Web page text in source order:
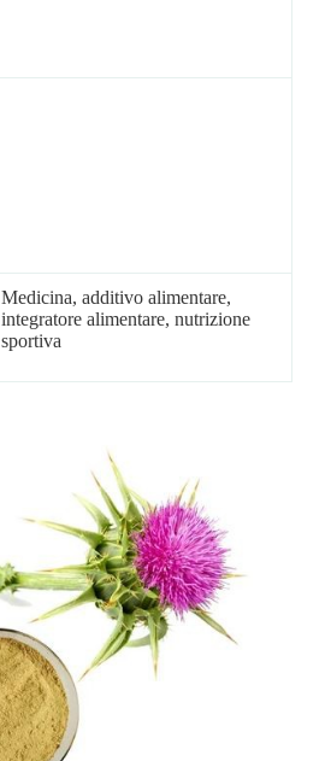
Medicina, additivo alimentare,
integratore alimentare, nutrizione
sportiva